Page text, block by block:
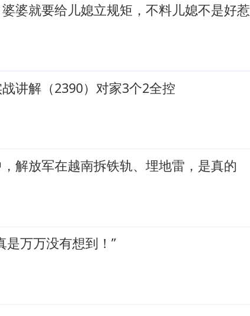
婆就要给儿媳立规矩，不料儿媳不是好惹
讲解（2390）对家3个2全控
解放军在越南拆铁轨、埋地雷，是真的
是万万没有想到！”